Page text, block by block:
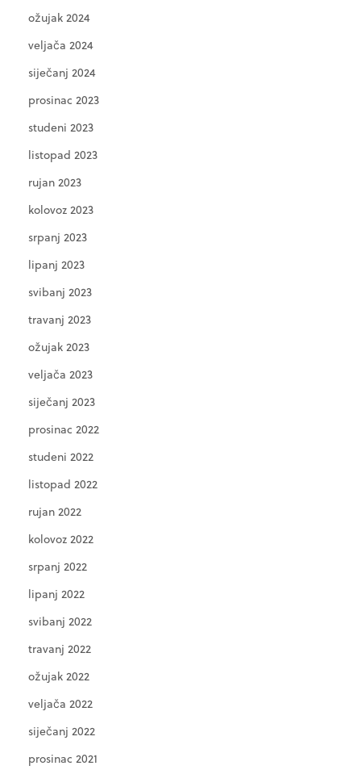
ožujak 2024
veljača 2024
siječanj 2024
prosinac 2023
studeni 2023
listopad 2023
rujan 2023
kolovoz 2023
srpanj 2023
lipanj 2023
svibanj 2023
travanj 2023
ožujak 2023
veljača 2023
siječanj 2023
prosinac 2022
studeni 2022
listopad 2022
rujan 2022
kolovoz 2022
srpanj 2022
lipanj 2022
svibanj 2022
travanj 2022
ožujak 2022
veljača 2022
siječanj 2022
prosinac 2021